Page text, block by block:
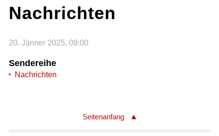
Nachrichten
20. Jänner 2025, 09:00
Sendereihe
Nachrichten
Seitenanfang